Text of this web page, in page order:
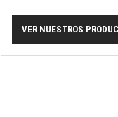
VER NUESTROS